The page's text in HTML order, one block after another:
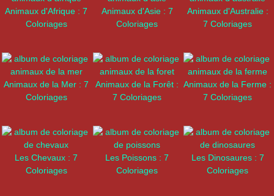
Animaux d'Afrique : 7
Coloriages
Animaux d'Asie : 7
Coloriages
Animaux d'Australie :
7 Coloriages
Animaux de la Mer : 7
Coloriages
Animaux de la Forêt :
7 Coloriages
Animaux de la Ferme :
7 Coloriages
Les Chevaux : 7
Coloriages
Les Poissons : 7
Coloriages
Les Dinosaures : 7
Coloriages